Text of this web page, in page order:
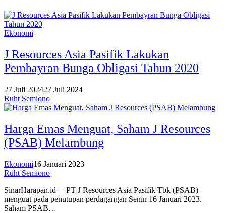
Ekonomi
J Resources Asia Pasifik Lakukan
Pembayran Bunga Obligasi Tahun 2020
27 Juli 202427 Juli 2024
Ruht Semiono
Harga Emas Menguat, Saham J Resources
(PSAB) Melambung
Ekonomi16 Januari 2023
Ruht Semiono
SinarHarapan.id – PT J Resources Asia Pasifik Tbk (PSAB)
menguat pada penutupan perdagangan Senin 16 Januari 2023.
Saham PSAB…